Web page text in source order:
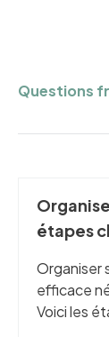
Questions
étapes
Organiser
efficace
Voici les